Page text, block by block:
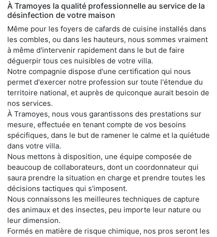
À Tramoyes la qualité professionnelle au service de la
désinfection de votre maison
Même pour les foyers de cafards de cuisine installés dans
les combles, ou dans les hauteurs, nous sommes vraiment
à même d'intervenir rapidement dans le but de faire
déguerpir tous ces nuisibles de votre villa.
Notre compagnie dispose d'une certification qui nous
permet d'exercer notre profession sur toute l'étendue du
territoire national, et auprès de quiconque aurait besoin de
nos services.
À Tramoyes, nous vous garantissons des prestations sur
mesure, effectuée en tenant compte de vos besoins
spécifiques, dans le but de ramener le calme et la quiétude
dans votre villa.
Nous mettons à disposition, une équipe composée de
beaucoup de collaborateurs, dont un coordonnateur qui
saura prendre la situation en charge et prendre toutes les
décisions tactiques qui s'imposent.
Nous connaissons les meilleures techniques de capture
des animaux et des insectes, peu importe leur nature ou
leur dimension.
Formés en matière de risque chimique, nos pros seront les